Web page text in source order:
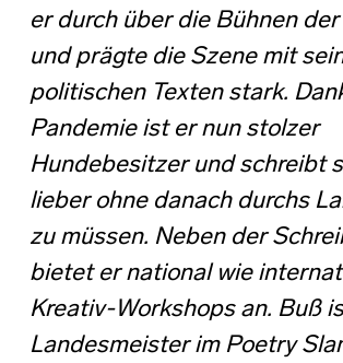
er durch über die Bühnen
und prägte die Szene mit
politischen Texten stark.
Pandemie ist er nun stolzer
Hundebesitzer und schreibt
lieber ohne danach durchs
zu müssen. Neben der
bietet er national wie
Kreativ-Workshops an. Buß
Landesmeister im Poetry